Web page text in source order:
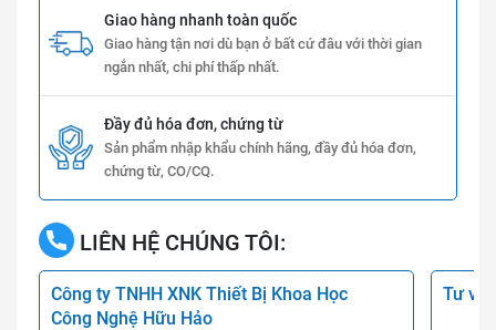
Giao hàng nhanh toàn quốc
Giao hàng tận nơi dù bạn ở bất cứ đâu với thời gian
ngắn nhất, chi phí thấp nhất.
Đầy đủ hóa đơn, chứng từ
Sản phẩm nhập khẩu chính hãng, đầy đủ hóa đơn,
chứng từ, CO/CQ.
LIÊN HỆ CHÚNG TÔI:
Công ty TNHH XNK Thiết Bị Khoa Học
Công Nghệ Hữu Hảo
Tư